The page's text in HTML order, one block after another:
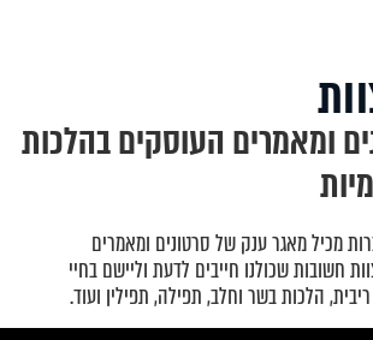
ומאמרים העוסקים בהלכות
מכיל מאגר ענק של סרטונים ומאמרים
חשובות שכולנו חייבים לדעת וליישם בחיי
ריבית, הלכות בשר וחלב, תפילה, תפילין ועוד.